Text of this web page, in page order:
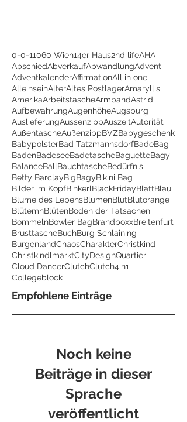
0-0-11060 Wien14er Haus2nd lifeAHA
AbschiedAbverkaufAbwandlungAdvent
AdventkalenderAffirmationAll in one
AlleinseinAlterAltes PostlagerAmaryllis
AmerikaArbeitstascheArmbandAstrid
AufbewahrungAugenhöheAugsburg
AuslieferungAussenzippAuszeitAutorität
AußentascheAußenzippBVZBabygeschenk
BabypolsterBad TatzmannsdorfBadeBag
BadenBadeseeBadetascheBaguetteBagy
BalanceBallBauchtascheBedürfnis
Betty BarclayBigBagyBikini Bag
Bilder im KopfBinkerlBlackFridayBlattBlau
Blume des LebensBlumenBlutBlutorange
BlütemnBlütenBoden der Tatsachen
BommelnBowler BagBrandboxxBreitenfurt
BrusttascheBuchBurg Schlaining
BurgenlandChaosCharakterChristkind
ChristkindlmarktCityDesignQuartier
Cloud DancerClutchClutch4in1
Collegeblock
Empfohlene Einträge
Noch keine
Beiträge in dieser
Sprache
veröffentlicht